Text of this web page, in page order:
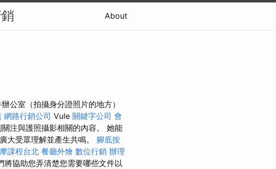
About
公室（拍攝身分證照片的地方）
網路行銷公司 Vule 關鍵字公司 會
注與護照攝影相關的內容。 她能
大受眾理解並產生共鳴。 腳底按
課程台北 餐廳外燴 數位行銷 辦理
協助您弄清楚您需要哪些文件以